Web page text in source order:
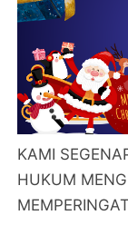
KAMI
HUKUM